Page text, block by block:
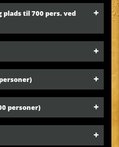
plads til 700 pers. ved
personer)